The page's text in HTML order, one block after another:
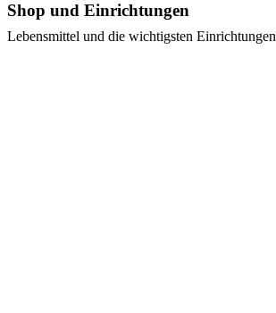
Shop und Einrichtungen
Lebensmittel und die wichtigsten